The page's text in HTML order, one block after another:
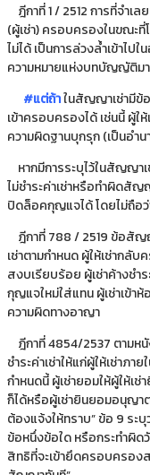
ฎีกาที่ 1 / 2512 การที่จำเล
(ผู้เช่า) ครอบครองในขณะที่
ไม่ได้ เป็นการล่วงล้ำเข้าไ
ความหมายแห่งบทบัญญัติม
#แต่ถ้าในสัญญาเช่ามีข้
เข้าครอบครองได้ เช่นนี้ ผู้ใ
ความผิดฐานบุกรุก (เป็นอำ
หากมีการระบุไว้ในสัญญา
ไม่ชำระค่าเช่าหรือทำผิดสัญ
ปิดล็อคกุญแจได้ โดยไม่ถือว่
ฎีกาที่ 788 / 2519 ข้อสัญ
เช่าตามกำหนด ผู้ให้เช่าก
สงบเรียบร้อย ผู้เช่าค้างชำร
กุญแจใหม่ใส่แทน ผู้เช่าเข้า
ความผิดทางอาญา
ฎีกาที่ 4854/2537 ตามห
ชำระค่าเช่าให้แก่ผู้ให้เช่าภา
กำหนดนี้ ผู้เช่ายอมให้ผู้ให้เ
ก็ได้หรือผู้เช่ายินยอมอนุญา
ต้องแจ้งให้ทราบ” ข้อ 9 ระ
ข้อหนึ่งข้อใด หรือกระทำผิด
สิทธิที่จะเข้ายึดครอบครอง